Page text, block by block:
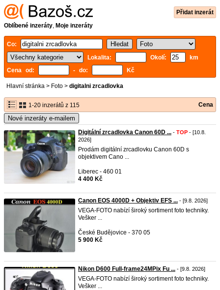
Přidat inzerát
Oblíbené inzeráty, Moje inzeráty
Co:
Lokalita:
Okolí:
km
Cena od:
- do: Kč
Hlavní stránka > Foto > digitalni zrcadlovka
1-20 inzerátů z 115 Cena
Nové inzeráty e-mailem
Digitální zrcadlovka Canon 60D ... - TOP - [10.8.
2026]
Prodám digitální zrcadlovku Canon 60D s
objektivem Cano ...
Liberec - 460 01
4 400 Kč
Canon EOS 4000D + Objektiv EFS ... - [9.8. 2026]
VEGA-FOTO nabízí široký sortiment foto techniky.
Vešker ...
České Budějovice - 370 05
5 900 Kč
Nikon D600 Full-frame24MPix Fu ... - [9.8. 2026]
VEGA-FOTO nabízí široký sortiment foto techniky.
Vešker ...